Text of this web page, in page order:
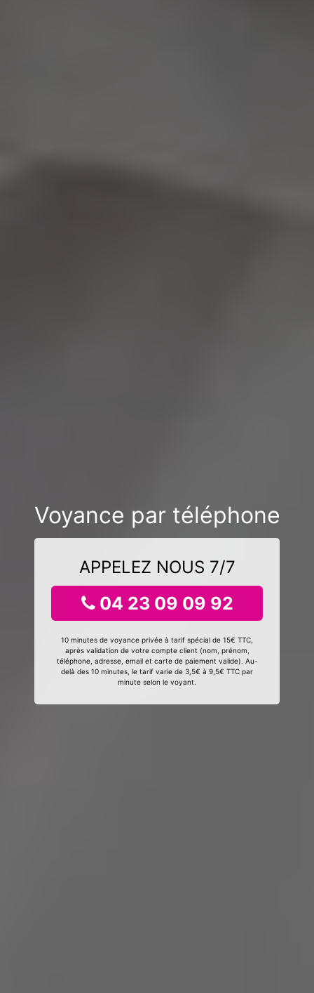
Voyance par téléphone
APPELEZ NOUS 7/7
04 23 09 09 92
10 minutes de voyance privée à tarif spécial de 15€ TTC,
après validation de votre compte client (nom, prénom,
téléphone, adresse, email et carte de paiement valide). Au-
delà des 10 minutes, le tarif varie de 3,5€ à 9,5€ TTC par
minute selon le voyant.